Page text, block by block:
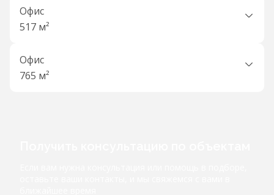
Офис
517 м²
Офис
765 м²